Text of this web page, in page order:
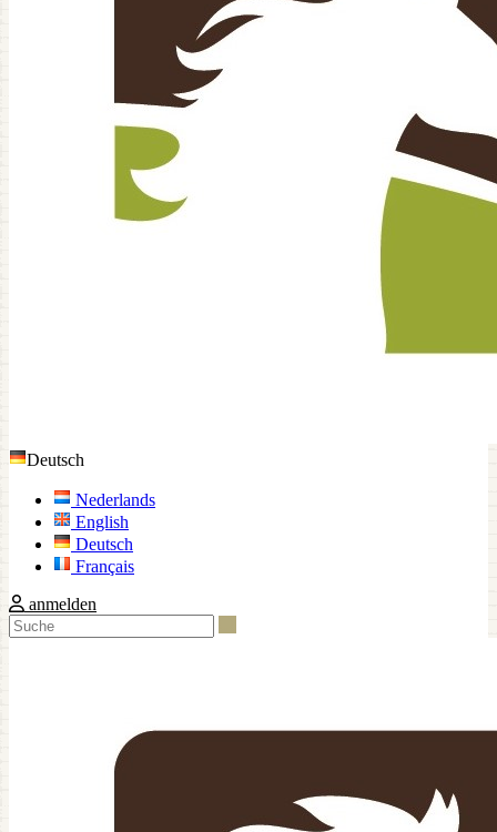
Deutsch
Nederlands
English
Deutsch
Français
anmelden